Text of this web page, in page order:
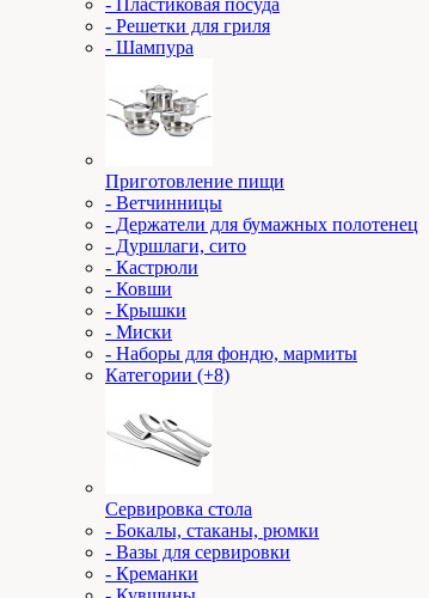
- Пластиковая посуда
- Решетки для гриля
- Шампура
Приготовление пищи
- Ветчинницы
- Держатели для бумажных полотенец
- Дуршлаги, сито
- Кастрюли
- Ковши
- Крышки
- Миски
- Наборы для фондю, мармиты
Категории (+8)
Сервировка стола
- Бокалы, стаканы, рюмки
- Вазы для сервировки
- Креманки